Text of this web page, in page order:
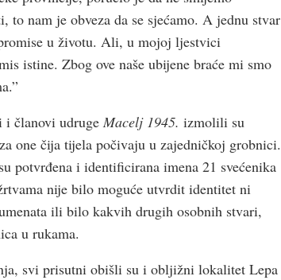
nam je obveza da se sjećamo. A jednu stvar
u životu. Ali, u mojoj ljestvici
istine. Zbog ove naše ubijene braće mi smo
i članovi udruge Macelj 1945. izmolili su
one čija tijela počivaju u zajedničkoj grobnici.
potvrđena i identificirana imena 21 svećenika
nije bilo moguće utvrdit identitet ni
ili bilo kakvih drugih osobnih stvari,
u rukama.
svi prisutni obišli su i obljižni lokalitet Lepa